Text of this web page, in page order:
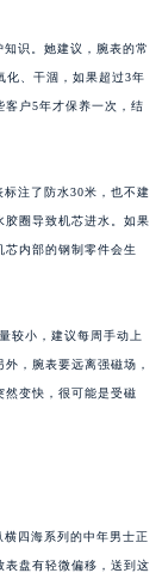
识。她建议，腕表的常
化、干涸，如果超过3年
客户5年才保养一次，结
注了防水30米，也不建
胶圈导致机芯进水。如果
内部的钢制零件会生
较小，建议每周手动上
，腕表要远离强磁场，
然变快，很可能是受磁
四海系列的中年男士正
表盘有轻微偏移，送到这